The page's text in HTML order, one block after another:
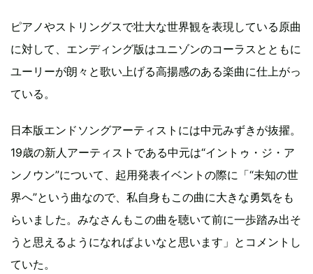
ピアノやストリングスで壮大な世界観を表現している原曲
に対して、エンディング版はユニゾンのコーラスとともに
ユーリーが朗々と歌い上げる高揚感のある楽曲に仕上がっ
ている。
日本版エンドソングアーティストには中元みずきが抜擢。
19歳の新人アーティストである中元は“イントゥ・ジ・ア
ンノウン”について、起用発表イベントの際に「“未知の世
界へ”という曲なので、私自身もこの曲に大きな勇気をも
らいました。みなさんもこの曲を聴いて前に一歩踏み出そ
うと思えるようになればよいなと思います」とコメントし
ていた。